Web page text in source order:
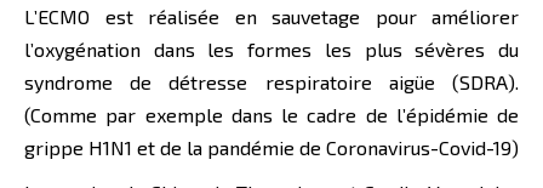
L’ECMO est réalisée en sauvetage pour améliorer
l’oxygénation dans les formes les plus sévères du
syndrome de détresse respiratoire aigüe (SDRA).
(Comme par exemple dans le cadre de l’épidémie de
grippe H1N1 et de la pandémie de Coronavirus-Covid-19)